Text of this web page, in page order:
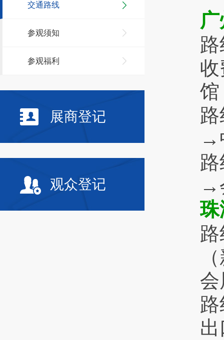
交通路线
参观须知
参观福利
展商登记
观众登记
馆
→
→
珠